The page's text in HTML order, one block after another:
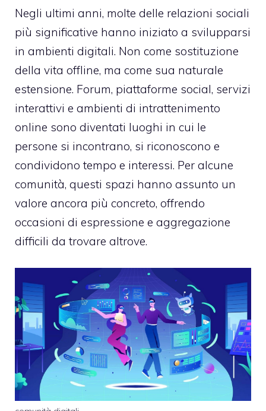
Negli ultimi anni, molte delle relazioni sociali
più significative hanno iniziato a svilupparsi
in ambienti digitali. Non come sostituzione
della vita offline, ma come sua naturale
estensione. Forum, piattaforme social, servizi
interattivi e ambienti di intrattenimento
online sono diventati luoghi in cui le
persone si incontrano, si riconoscono e
condividono tempo e interessi. Per alcune
comunità, questi spazi hanno assunto un
valore ancora più concreto, offrendo
occasioni di espressione e aggregazione
difficili da trovare altrove.